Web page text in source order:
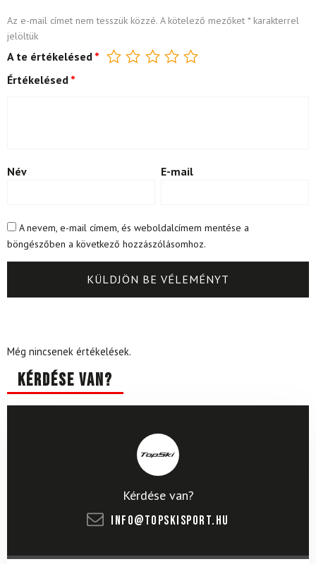
Az e-mail címet nem tesszük közzé. A kötelező mezőket *karakterrel
jelöltük
A te értékelésed *
Értékelésed *
Név E-mail
A nevem, e-mail címem, és weboldalcímem mentése a
böngészőben a következő hozzászólásomhoz.
Még nincsenek értékelések.
Kérdése van?
Kérdése van?
info@topskisport.hu